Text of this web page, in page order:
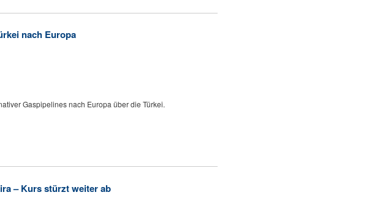
nach Europa
Gaspipelines nach Europa über die Türkei.
– Kurs stürzt weiter ab